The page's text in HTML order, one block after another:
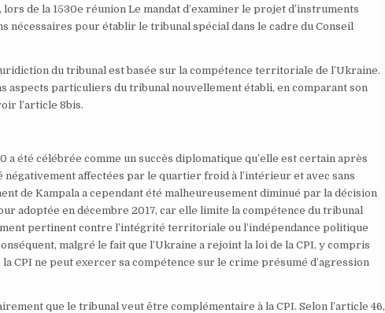
de la 1530e réunion Le mandat d’examiner le projet d’instruments
nécessaires pour établir le tribunal spécial dans le cadre du Conseil
du tribunal est basée sur la compétence territoriale de l’Ukraine.
particuliers du tribunal nouvellement établi, en comparant son
l’article 8bis.
a été célébrée comme un succès diplomatique qu’elle est certain après
affectées par le quartier froid à l’intérieur et avec sans
de Kampala a cependant été malheureusement diminué par la décision
adoptée en décembre 2017, car elle limite la compétence du tribunal
pertinent contre l’intégrité territoriale ou l’indépendance politique
malgré le fait que l’Ukraine a rejoint la loi de la CPI, y compris
CPI ne peut exercer sa compétence sur le crime présumé d’agression
que le tribunal veut être complémentaire à la CPI. Selon l’article 46,